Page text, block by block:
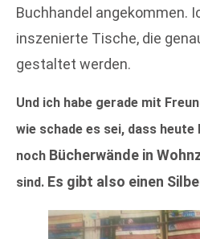
Buchhandel angekommen.
inszenierte Tische, die
gestaltet werden.
Und ich habe gerade mit
wie schade es sei, dass heute
noch Bücherwände in
sind. Es gibt also einen